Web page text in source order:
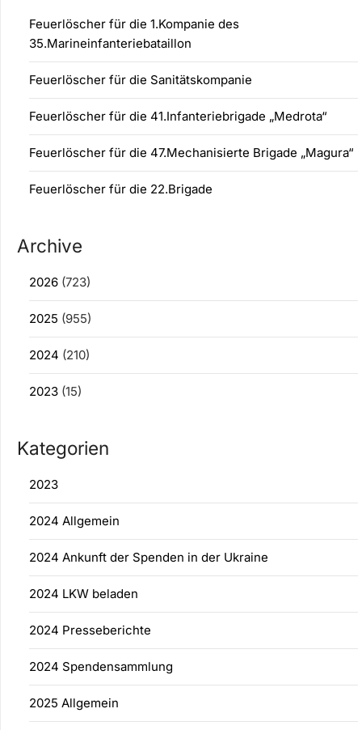
Feuerlöscher für die 1.Kompanie des
35.Marineinfanteriebataillon
Feuerlöscher für die Sanitätskompanie
Feuerlöscher für die 41.Infanteriebrigade „Medrota“
Feuerlöscher für die 47.Mechanisierte Brigade „Magura“
Feuerlöscher für die 22.Brigade
Archive
2026 (723)
2025 (955)
2024 (210)
2023 (15)
Kategorien
2023
2024 Allgemein
2024 Ankunft der Spenden in der Ukraine
2024 LKW beladen
2024 Presseberichte
2024 Spendensammlung
2025 Allgemein